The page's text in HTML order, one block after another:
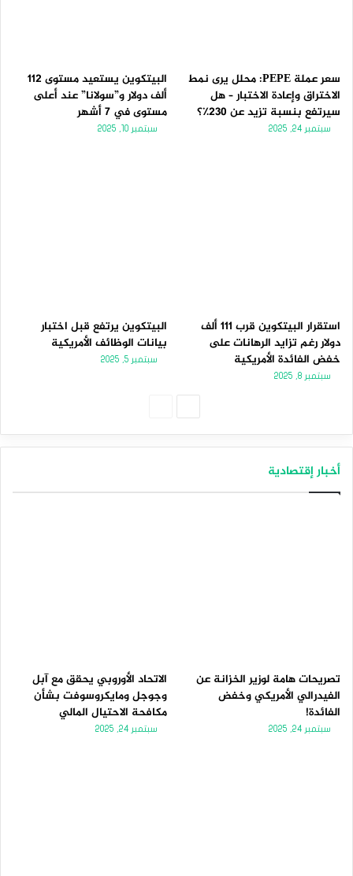
سعر عملة PEPE: محلل يرى نمط
الاختراق وإعادة الاختبار – هل
سيرتفع بنسبة تزيد عن 230٪؟
سبتمبر 24, 2025
البيتكوين يستعيد مستوى 112
ألف دولار و”سولانا” عند أعلى
مستوى في 7 أشهر
سبتمبر 10, 2025
استقرار البيتكوين قرب 111 ألف
دولار رغم تزايد الرهانات على
خفض الفائدة الأمريكية
سبتمبر 8, 2025
البيتكوين يرتفع قبل اختبار
بيانات الوظائف الأمريكية
سبتمبر 5, 2025
أخبار إقتصادية
تصريحات هامة لوزير الخزانة عن
الفيدرالي الأمريكي وخفض
الفائدة!
سبتمبر 24, 2025
الاتحاد الأوروبي يحقق مع آبل
وجوجل ومايكروسوفت بشأن
مكافحة الاحتيال المالي
سبتمبر 24, 2025